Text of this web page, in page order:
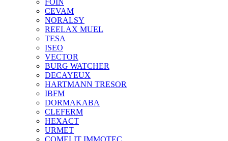
FOIN
CEVAM
NORALSY
REELAX MUEL
TESA
ISEO
VECTOR
BURG WATCHER
DECAYEUX
HARTMANN TRESOR
IBFM
DORMAKABA
CLEFERM
HEXACT
URMET